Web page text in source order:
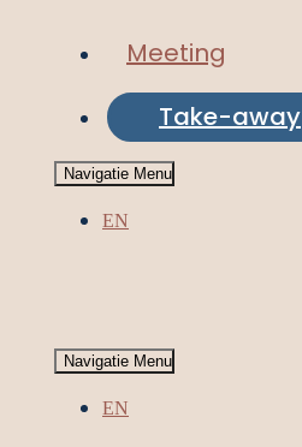
Meeting
Take-away
Navigatie Menu
EN
Navigatie Menu
EN